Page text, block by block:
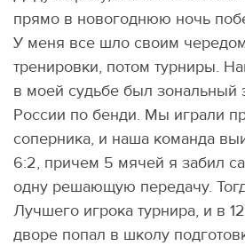
прямо в новогоднюю ночь
У меня все шло своим
тренировки, потом турниры.
в моей судьбе был зональный
России по бенди. Мы играли
соперника, и наша команда
6:2, причем 5 мячей я забил
одну решающую передачу.
Лучшего игрока турнира, и в
дворе попал в школу